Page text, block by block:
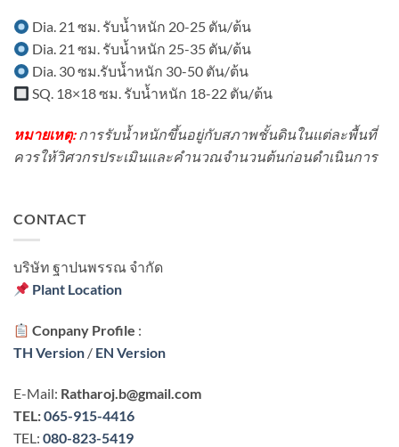
Dia. 21 ซม. รับน้ำหนัก 20-25 ตัน/ต้น
Dia. 21 ซม. รับน้ำหนัก 25-35 ตัน/ต้น
Dia. 30 ซม.รับน้ำหนัก 30-50 ตัน/ต้น
SQ. 18×18 ซม. รับน้ำหนัก 18-22 ตัน/ต้น
หมายเหตุ: การรับน้ำหนักขึ้นอยู่กับสภาพชั้นดินในแต่ละพื้นที่
ควรให้วิศวกรประเมินและคำนวณจำนวนต้นก่อนดำเนินการ
CONTACT
บริษัท ฐาปนพรรณ จํากัด
Plant Location
Conpany Profile :
TH Version / EN Version
E-Mail: Ratharoj.b@gmail.com
TEL:065-915-4416
TEL: 080-823-5419